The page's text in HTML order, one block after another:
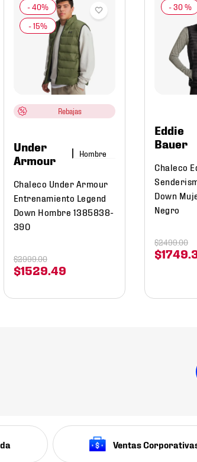
Rebajas
Under
Armour
Hombre
Chaleco Under Armour
Entrenamiento Legend
Down Hombre 1385838-
390
$1529.49
$2999.00
-30 %
Eddie
Bauer
Chaleco
Down
Negro
$1749.
$2499.00
Ventas